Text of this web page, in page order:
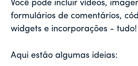
Você pode incluir vídeos,
formulários de comentários,
widgets e incorporações - tudo!
Aqui estão algumas ideias: